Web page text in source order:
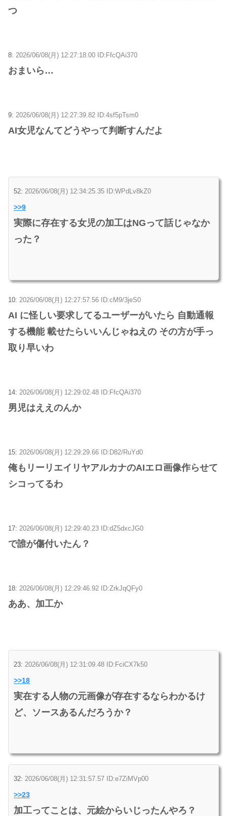
つ
8: 2026/06/08(月) 12:27:18.00 ID:FfcQAi370
おまいら…
9: 2026/06/08(月) 12:27:39.82 ID:4sf5pTsm0
AI女児なんてどうやって判断すんだよ
52: 2026/06/08(月) 12:34:25.35 ID:WPdLv8kZ0
>>9
実際に存在する女児の加工はNGって話じゃなか
った？
10: 2026/06/08(月) 12:27:57.56 ID:cM9/3jeS0
AI に怪しい要求してるユーザーがいたら 自動通報
する機能 載せたらいいんじゃねえの その方が手っ
取り早いわ
14: 2026/06/08(月) 12:29:02.48 ID:FfcQAi370
男児はええのんか
15: 2026/06/08(月) 12:29:29.66 ID:D82/RuYd0
俺もリーリエイリヤアルカナのAIエロ画像作らせて
シコってるわ
17: 2026/06/08(月) 12:29:40.23 ID:dZ5dxcJG0
で誰が傷付いたん？
18: 2026/06/08(月) 12:29:46.92 ID:ZrkJqQFy0
ああ、加工か
23: 2026/06/08(月) 12:31:09.48 ID:FciCX7k50
>>18
実在する人物の元画像が存在するならわかるけ
ど、ソースあるんだろうか？
32: 2026/06/08(月) 12:31:57.57 ID:e7ZiMVp00
>>23
加工ってことは、元絵からいじったんやろ？